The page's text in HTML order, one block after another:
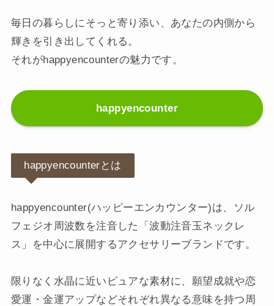
毎日の暮らしにそっと寄り添い、あなたの内側から
輝きを引き出してくれる。
それがhappyencounterの魅力です。
happyencounter
happyencounterとは
happyencounter(ハッピーエンカウンター)は、ソル
フェジオ周波数を注音した「波動注音玉ネックレ
ス」を中心に展開するアクセサリーブランドです。​
限りなく水晶に近いピュアな素材に、願望成就や恋
愛運・金運アップなどそれぞれ異なる意味を持つ周